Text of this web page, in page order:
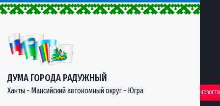
ДУМА ГОРОДА РАДУЖНЫЙ
Ханты - Мансийский автономный округ - Югра НОВОСТИ